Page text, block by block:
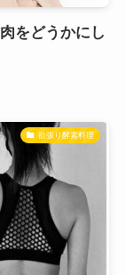
をどうかにし
欲張り酵素料理